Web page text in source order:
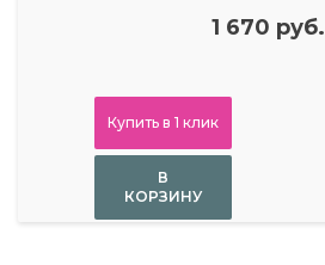
1 670 руб.
Купить в 1 клик
В
КОРЗИНУ